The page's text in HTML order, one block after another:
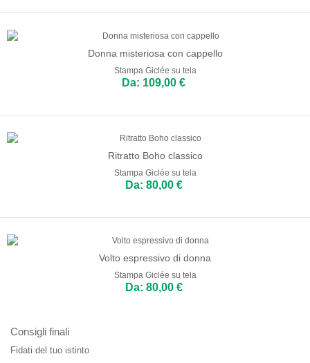
Donna misteriosa con cappello
Stampa Giclée su tela
Da: 109,00 €
Ritratto Boho classico
Stampa Giclée su tela
Da: 80,00 €
Volto espressivo di donna
Stampa Giclée su tela
Da: 80,00 €
Consigli finali
Fidati del tuo istinto